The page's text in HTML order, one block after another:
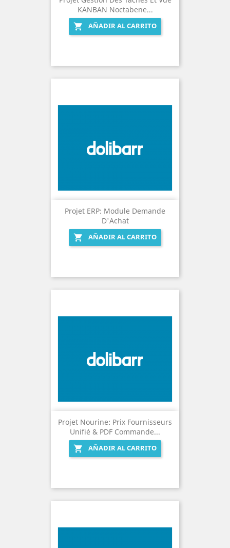
KANBAN Noctabene...

AÑADIR AL CARRITO
Projet ERP: Module Demande
D'Achat

AÑADIR AL CARRITO
Projet Nourine: Prix Fournisseurs
Unifié & PDF Commande...

AÑADIR AL CARRITO